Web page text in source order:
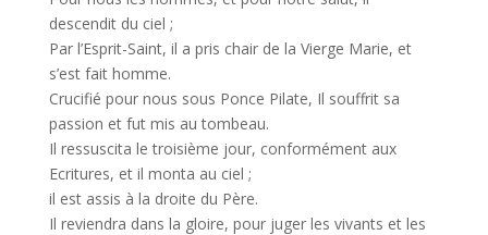
descendit du ciel ;
Par l’Esprit-Saint, il a pris chair de la Vierge Marie, et
s’est fait homme.
Crucifié pour nous sous Ponce Pilate, Il souffrit sa
passion et fut mis au tombeau.
Il ressuscita le troisième jour, conformément aux
Ecritures, et il monta au ciel ;
il est assis à la droite du Père.
Il reviendra dans la gloire, pour juger les vivants et les